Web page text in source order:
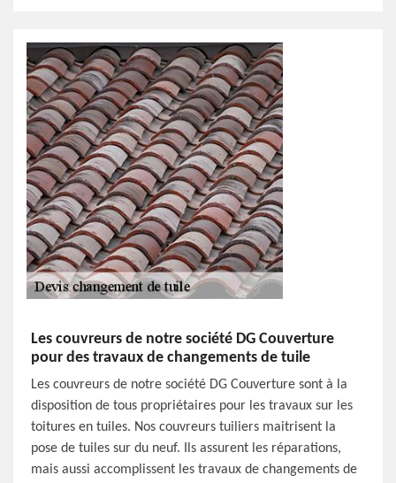
Les couvreurs de notre société DG Couverture
pour des travaux de changements de tuile
Les couvreurs de notre société DG Couverture sont à la
disposition de tous propriétaires pour les travaux sur les
toitures en tuiles. Nos couvreurs tuiliers maitrisent la
pose de tuiles sur du neuf. Ils assurent les réparations,
mais aussi accomplissent les travaux de changements de